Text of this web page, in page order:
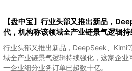
【盘中宝】行业头部又推出新品，
代，机构称该领域全产业链景气逻辑
单已超数十亿
行业头部又推出新品，DeepSeek、Kimi
域全产业链景气逻辑持续强化，这家企业
一企业细分业务订单已超数十亿。